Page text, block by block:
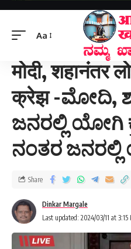
Aa
>मोदी, शहानंतर लोकांमध्ये
मोदी, शहानंतर
क्रेझ -ಮೋದಿ,
ಜನರಲ್ಲಿ ಯೋಗಿ
ನಂತರ
Last updated: 2024/03/11 at 3:15
Dinkar Margale
Share